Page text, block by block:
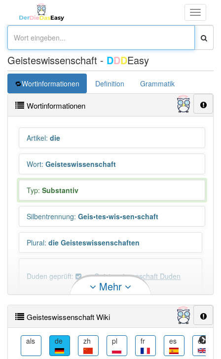
Toggle
Geisteswissenschaft - DDDEasy
Wortinformationen Definition Grammatik
Wortinformationen
Artikel: die
Wort: Geisteswissenschaft
Typ: Substantiv
Silbentrennung: Geis•tes•wis•sen•schaft
Plural: die Geisteswissenschaften
Duden geprüft: Geisteswissenschaft Duden
×
Wörter, die mit "-schaft" enden, haben fast immer
Artikel:die.
Mehr
Geisteswissenschaft Wiki